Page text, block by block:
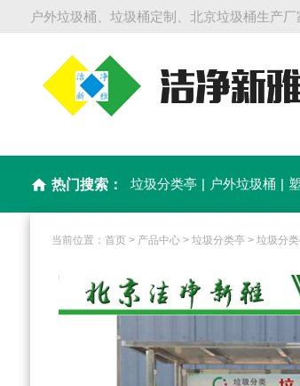
户外垃圾桶、垃圾桶定制、北京垃圾桶生产厂
home 热门搜索： 垃圾分类亭 | 户外垃圾桶 |
当前位置：首页 > 产品中心 >垃圾分类亭 >垃圾分